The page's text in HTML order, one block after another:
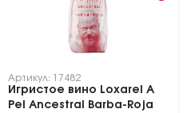
Артикул: 17482
Игристое вино Loxarel A
Pel Ancestral Barba-Roja